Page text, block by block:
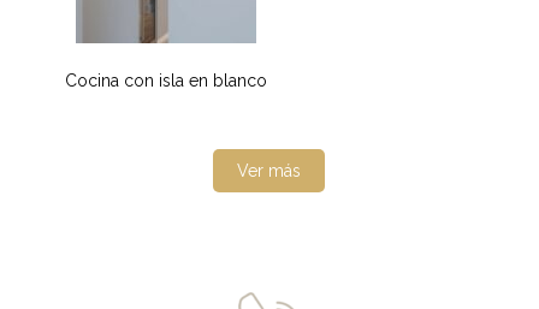
Cocina con isla en blanco
Ver más